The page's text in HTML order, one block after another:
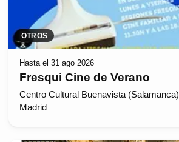
OTROS
Hasta el 31 ago 2026
Fresqui Cine de Verano
Centro Cultural Buenavista (Salamanca)
Madrid